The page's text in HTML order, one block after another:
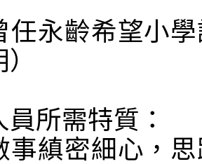
任永齡希望小
員所需特質：
事縝密細心，